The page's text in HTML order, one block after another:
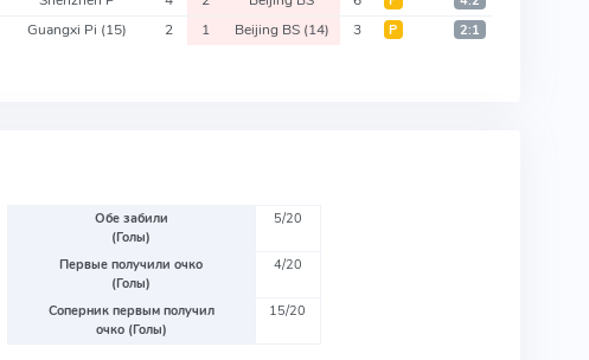
Guangxi Pi (15) 2 1 Beijing BS (14) 3 Р 2:1
Обе забили
(Голы)
5/20
Первые получили очко
(Голы)
4/20
Соперник первым получил
очко (Голы)
15/20